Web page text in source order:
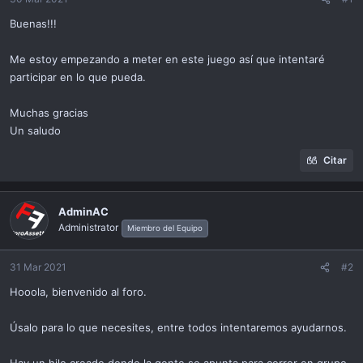
Buenas!!!
Me estoy empezando a meter en este juego así que intentaré
participar en lo que pueda.
Muchas gracias
Un saludo
Citar
AdminAC
Administrator Miembro del Equipo
31 Mar 2021 #2
Hooola, bienvenido al foro.
Úsalo para lo que necesites, entre todos intentaremos ayudarnos.